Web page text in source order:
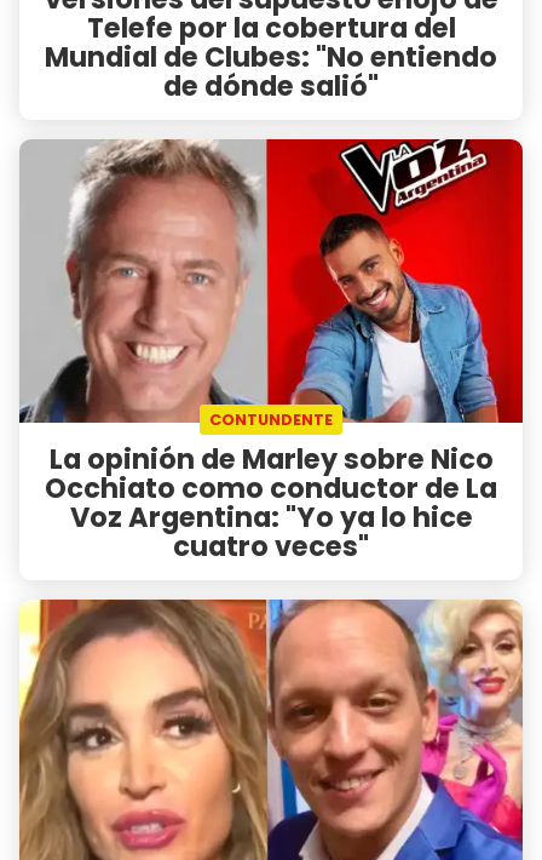
Telefe por la cobertura del
Mundial de Clubes: "No entiendo
de dónde salió"
CONTUNDENTE
La opinión de Marley sobre Nico
Occhiato como conductor de La
Voz Argentina: "Yo ya lo hice
cuatro veces"